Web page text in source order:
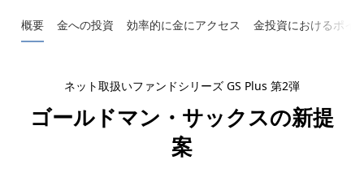
概要 金への投資 効率的に金にアクセス 金投資におけるポイ
ネット取扱いファンドシリーズ GS Plus 第2弾
ゴールドマン・サックスの新提
案